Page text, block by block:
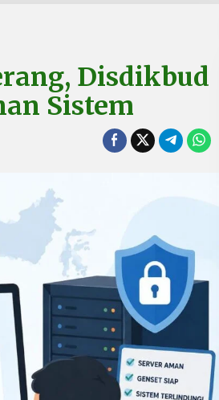
Disdikbud
Sistem